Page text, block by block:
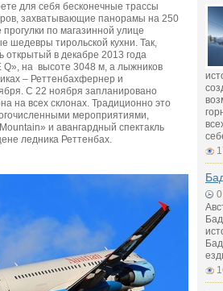
для себя бесконечные трассы
захватывающие панорамы на 250
по магазинной улице
шедевры тирольской кухни. Так,
открытый в декабре 2013 года
Q», на высоте 3048 м, а лыжников
– Реттенбахфернер и
С 22 ноября запланировано
на всех склонах. Традиционно это
мероприятиями,
и авангардный спектакль
ледника Реттенбах.